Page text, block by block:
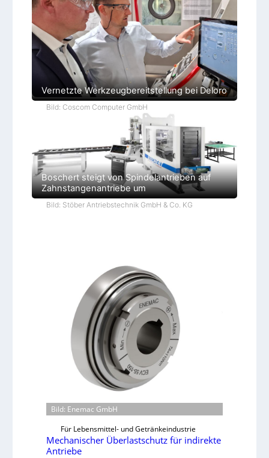
Vernetzte Werkzeugbereitstellung bei Deloro
Bild: Coscom Computer GmbH
Boschert steigt von Spindelantrieben auf
Zahnstangenantriebe um
Bild: Stöber Antriebstechnik GmbH & Co. KG
Bild: Enemac GmbH
Für Lebensmittel- und Getränkeindustrie
Mechanischer Überlastschutz für indirekte
Antriebe